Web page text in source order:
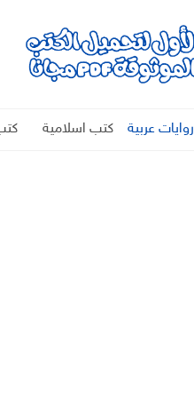
روايات عربية كتب اسلامية